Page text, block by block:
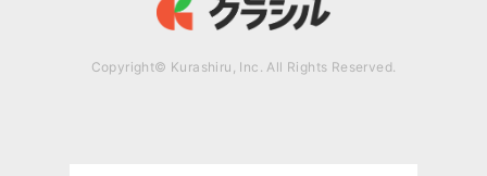
Copyright© Kurashiru, Inc. All Rights Reserved.